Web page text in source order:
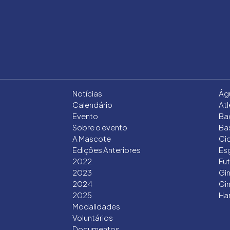
Notícias
Calendário
Evento
Sobre o evento
A Mascote
Edições Anteriores
2022
2023
2024
2025
Modalidades
Voluntários